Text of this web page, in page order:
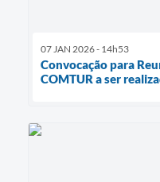
07 JAN 2026 - 14h53
Convocação para
COMTUR a ser